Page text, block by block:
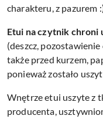
charakteru, z pazurem
Etui na czytnik chroni
(deszcz,
także przed kurzem,
ponieważ zostało
Wnętrze etui uszyte z
producenta,